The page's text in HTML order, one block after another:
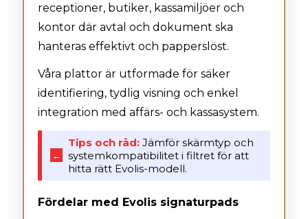
receptioner, butiker, kassamiljöer och
kontor där avtal och dokument ska
hanteras effektivt och papperslöst.
Våra plattor är utformade för säker
identifiering, tydlig visning och enkel
integration med affärs- och kassasystem.
←
Tips och råd: Jämför skärmtyp och
systemkompatibilitet i filtret för att
hitta rätt Evolis-modell.
Fördelar med Evolis signaturpads